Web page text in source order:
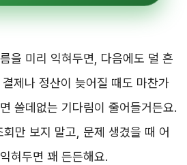
을 미리 익혀두면, 다음에도 덜 흔
제나 정산이 늦어질 때도 마찬가
쓸데없는 기다림이 줄어들거든요.
만 보지 말고, 문제 생겼을 때 어
혀두면 꽤 든든해요.